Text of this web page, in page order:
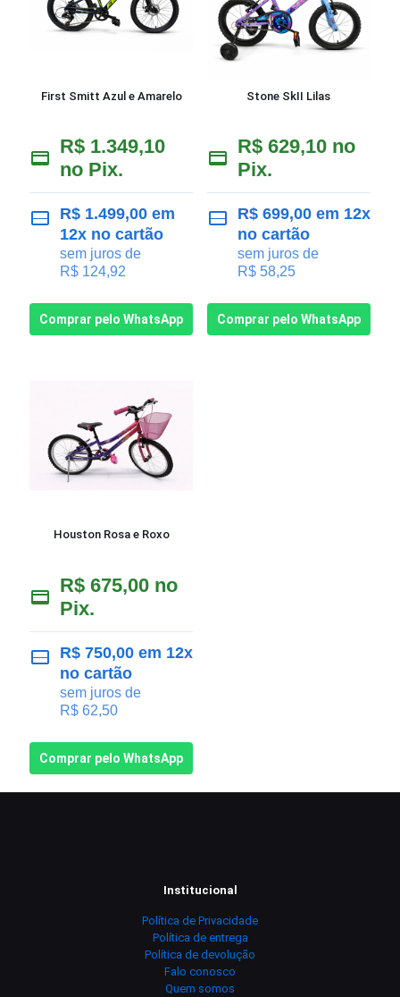
First Smitt Azul e Amarelo
R$ 1.349,10
no Pix.
R$ 1.499,00 em
12x no cartão
sem juros de
R$ 124,92
Comprar pelo WhatsApp
Stone SkII Lilas
R$629,10 no
Pix.
R$699,00em 12x
no cartão
sem juros de
R$58,25
Comprar pelo WhatsApp
Houston Rosa e Roxo
R$ 675,00 no
Pix.
R$ 750,00 em 12x
no cartão
sem juros de
R$ 62,50
Comprar pelo WhatsApp
Institucional
Política de Privacidade
Política de entrega
Política de devolução
Falo conosco
Quem somos